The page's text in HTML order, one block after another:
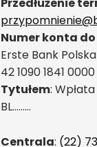
Przedłużenie
Numer konta
Erste Bank Polska
42 1090 1841
Tytułem:
BL………
Centrala: (22)